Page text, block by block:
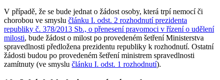
V případě, že se bude jednat o žádost osoby, která trpí nemocí či
chorobou ve smyslu článku I. odst. 2 rozhodnutí prezidenta
republiky č. 378/2013 Sb., o přenesení pravomoci v řízení o udělení
milosti, bude žádost o milost po provedeném šetření Ministerstva
spravedlnosti předložena prezidentu republiky k rozhodnutí. Ostatní
žádosti budou po provedeném šetření ministrem spravedlnosti
zamítnuty (ve smyslu článku I. odst. 1 rozhodnutí).